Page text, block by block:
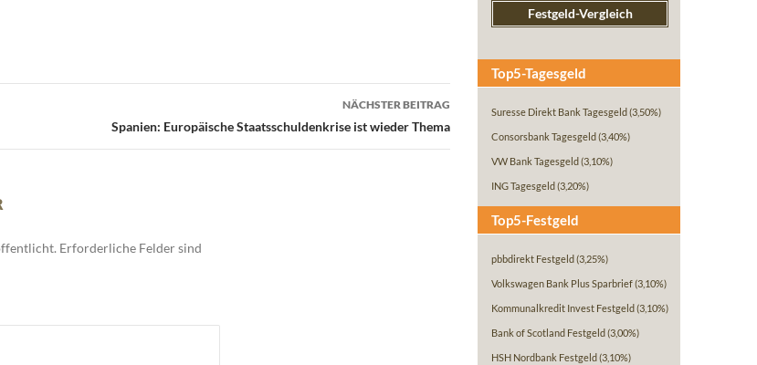
NÄCHSTER BEITRAG
Spanien: Europäische Staatsschuldenkrise ist wieder Thema
Erforderliche Felder sind
Festgeld-Vergleich
Top5-Tagesgeld
Suresse Direkt Bank Tagesgeld (3,50%)
Consorsbank Tagesgeld (3,40%)
VW Bank Tagesgeld (3,10%)
ING Tagesgeld (3,20%)
Top5-Festgeld
pbbdirekt Festgeld (3,25%)
Volkswagen Bank Plus Sparbrief(3,10%)
Kommunalkredit Invest Festgeld (3,10%)
Bank of Scotland Festgeld (3,00%)
HSH Nordbank Festgeld (3,10%)